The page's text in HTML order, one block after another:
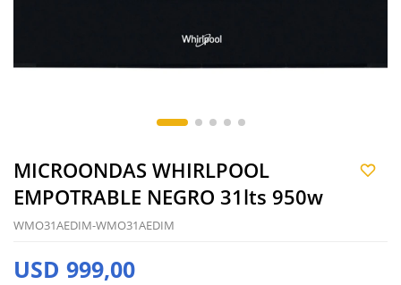
MICROONDAS WHIRLPOOL
EMPOTRABLE NEGRO 31lts 950w
WMO31AEDIM-WMO31AEDIM
USD 999,00